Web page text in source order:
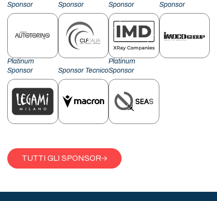
Sponsor
Sponsor
Sponsor
Sponsor
Platinum
Sponsor
Sponsor Tecnico
Platinum
Sponsor
TUTTI GLI SPONSOR